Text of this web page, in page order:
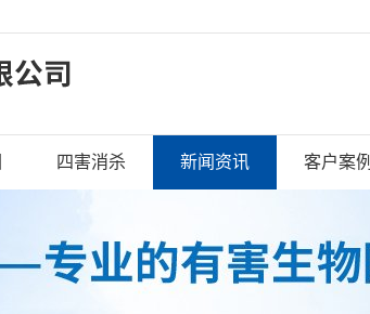
四害消杀 新闻资讯 客户案例